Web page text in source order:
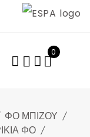
0
ΦΟ ΜΠΙΖΟΥ
ΦΟ